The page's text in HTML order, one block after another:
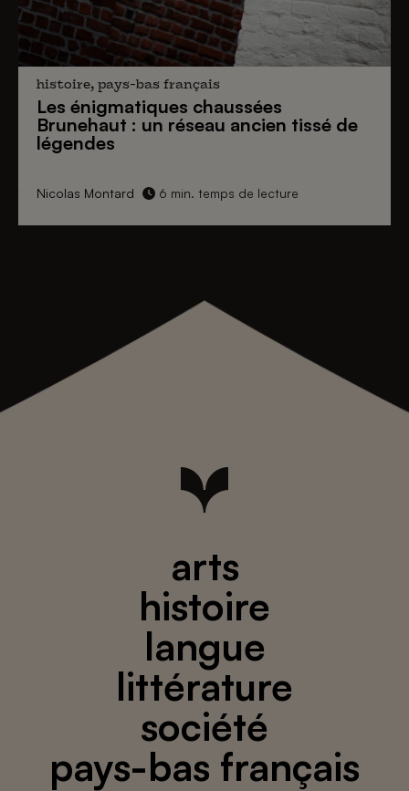
histoire, pays-bas français
Les énigmatiques chaussées
Brunehaut : un réseau ancien tissé de
légendes
Nicolas Montard 6 min. temps de lecture
arts
histoire
langue
littérature
société
pays-bas français